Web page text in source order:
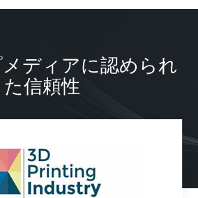
ディアに認められ
た信頼性